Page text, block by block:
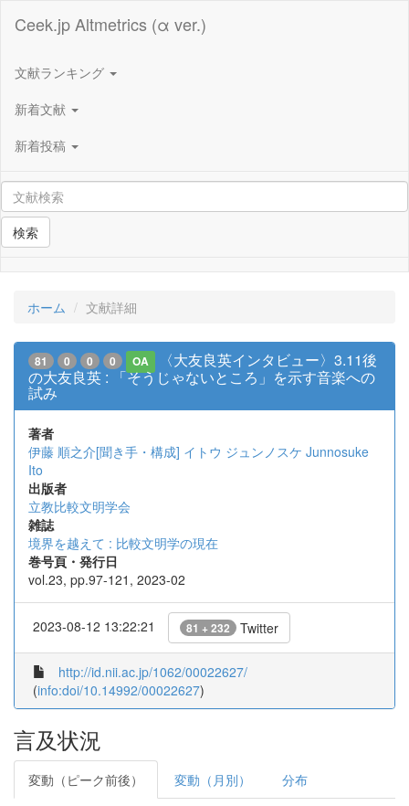
Ceek.jp Altmetrics (α ver.)
文献ランキング
新着文献
新着投稿
検索
ホーム 文献詳細
81 0 0 0 OA
〈大友良英インタビュー〉3.11後
の大友良英 : 「そうじゃないところ」を示す音楽への
試み
著者
伊藤 順之介[聞き手・構成] イトウ ジュンノスケ Junnosuke
Ito
出版者
立教比較文明学会
雑誌
境界を越えて : 比較文明学の現在
巻号頁・発行日
vol.23, pp.97-121, 2023-02
2023-08-12 13:22:21 81 + 232 Twitter
http://id.nii.ac.jp/1062/00022627/
(info:doi/10.14992/00022627)
言及状況
変動（ピーク前後） 変動（月別） 分布